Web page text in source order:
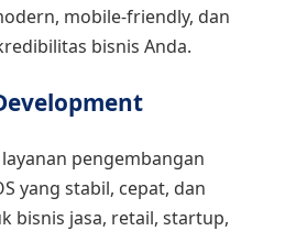
mobile-friendly, dan
bisnis Anda.
pengembangan
yang stabil, cepat, dan
bisnis jasa, retail, startup,